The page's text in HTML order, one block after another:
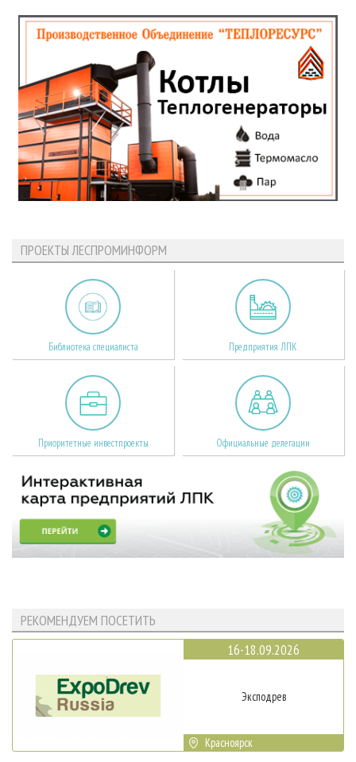
ПРОЕКТЫ ЛЕСПРОМИНФОРМ
Библиотека специалиста Предприятия ЛПК
Приоритетные инвестпроекты Официальные делегации
РЕКОМЕНДУЕМ ПОСЕТИТЬ
16-18.09.2026
Эксподрев
Красноярск